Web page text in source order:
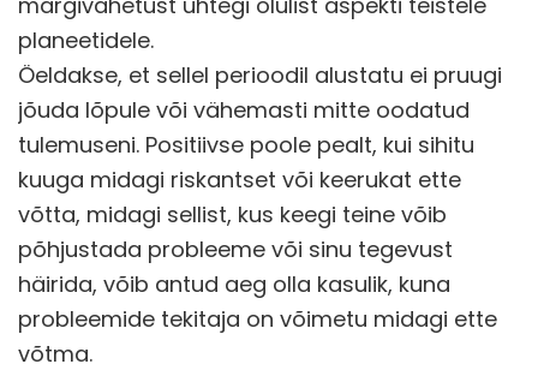
planeetidele.
Öeldakse, et sellel perioodil alustatu ei pruugi
jõuda lõpule või vähemasti mitte oodatud
tulemuseni. Positiivse poole pealt, kui sihitu
kuuga midagi riskantset või keerukat ette
võtta, midagi sellist, kus keegi teine võib
põhjustada probleeme või sinu tegevust
häirida, võib antud aeg olla kasulik, kuna
probleemide tekitaja on võimetu midagi ette
võtma.